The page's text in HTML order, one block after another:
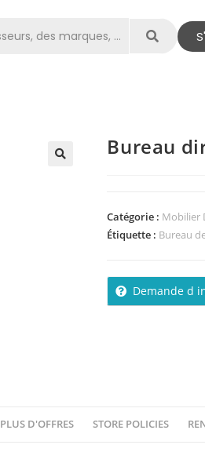
Bureau
Catégorie : Mobilier
Étiquette : Bureau
Demande d
PLUS D'OFFRES STORE POLICIES